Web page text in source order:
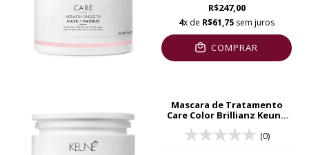
R$247,00
4x de R$61,75 sem juros
COMPRAR
Mascara de Tratamento
Care Color Brillianz Keune
200ml
(0)